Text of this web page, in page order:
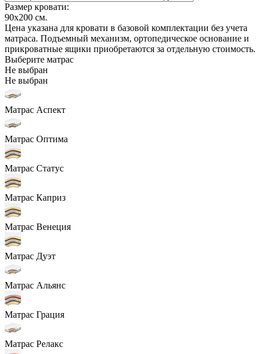
Размер кровати:
90x200 см.
Цена указана для кровати в базовой комплектации без учета
матраса. Подъемный механизм, ортопедическое основание и
прикроватные ящики приобретаются за отдельную стоимость.
Выберите матрас
Не выбран
Не выбран
Матрас Аспект
Матрас Оптима
Матрас Статус
Матрас Каприз
Матрас Венеция
Матрас Дуэт
Матрас Альянс
Матрас Грация
Матрас Релакс